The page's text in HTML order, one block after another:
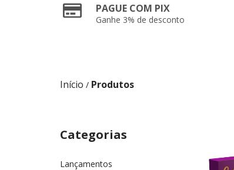
PAGUE COM PIX
Ganhe 3% de desconto
Início / Produtos
Categorias
Lançamentos